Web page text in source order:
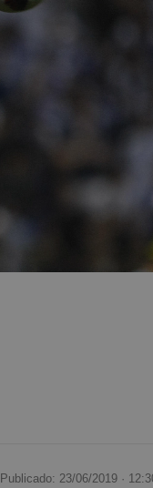
Publicado: 23/06/2019 ·